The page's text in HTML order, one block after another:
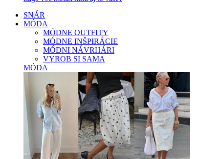
SNÁR
MÓDA
MÓDNE OUTFITY
MÓDNE INŠPIRÁCIE
MÓDNI NÁVRHÁRI
VYROB SI SAMA
MÓDA